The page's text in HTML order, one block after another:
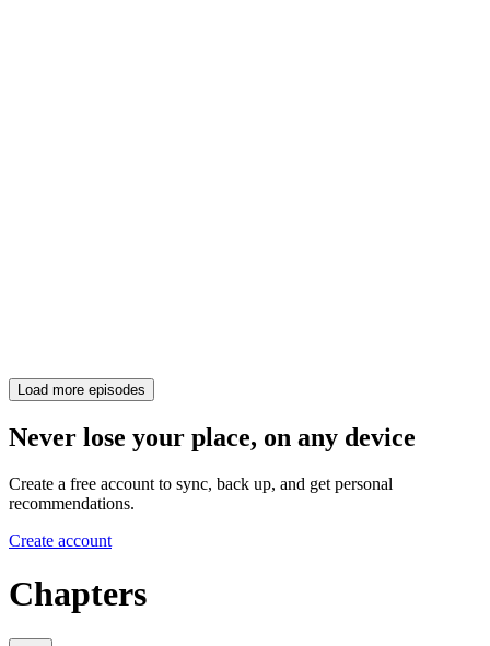
Load more episodes
Never lose your place, on any device
Create a free account to sync, back up, and get personal
recommendations.
Create account
Chapters